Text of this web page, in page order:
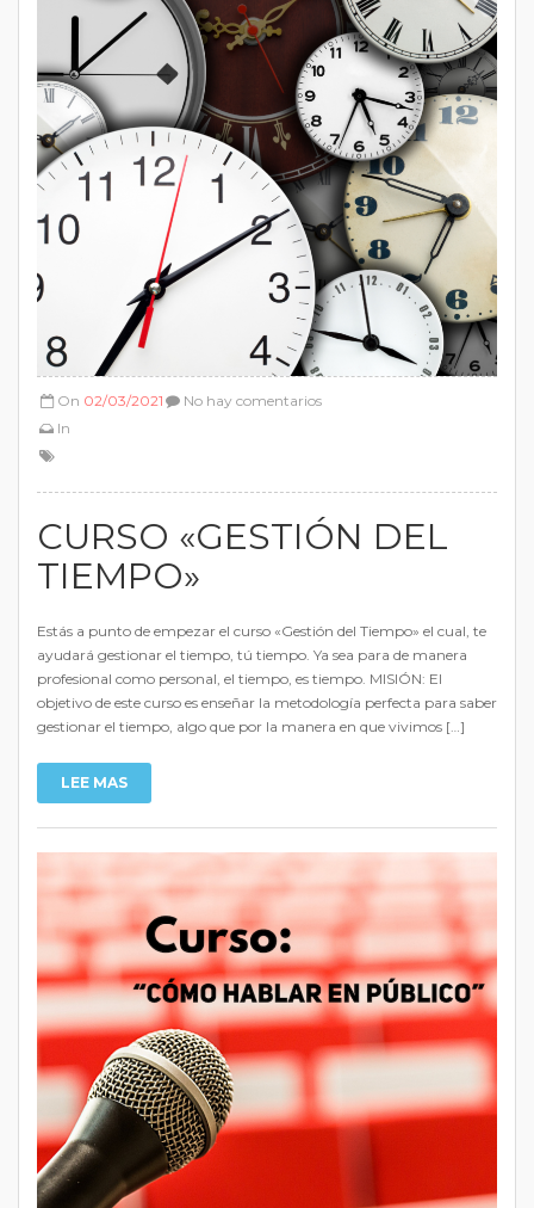
On 02/03/2021
In
No hay comentarios
CURSO «GESTIÓN DEL
TIEMPO»
Estás a punto de empezar el curso «Gestión del Tiempo» el cual, te
ayudará gestionar el tiempo, tú tiempo. Ya sea para de manera
profesional como personal, el tiempo, es tiempo. MISIÓN: El
objetivo de este curso es enseñar la metodología perfecta para saber
gestionar el tiempo, algo que por la manera en que vivimos […]
LEE MAS